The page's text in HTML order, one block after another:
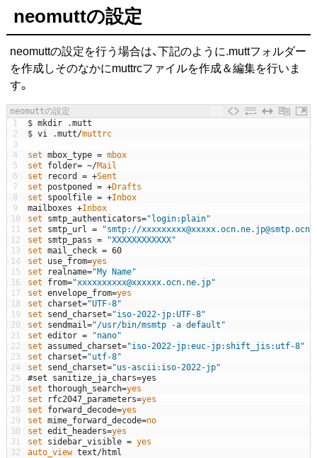
neomuttの設定
neomuttの設定を行う場合は、下記のように.muttフォルダー
を作成しそのなかにmuttrcファイルを作成＆編集を行いま
す。
neomuttの設定
1
2
3
4
5
6
7
8
9
10
11
12
13
14
15
16
17
18
19
20
21
22
23
24
25
26
27
28
29
30
31
32
$ mkdir .mutt
$ vi .mutt/muttrc
set mbox_type = mbox
set folder= ~/Mail
set
record = +Sent
set postponed = +Drafts
set spoolfile = +Inbox
mailboxes +Inbox
set smtp_authenticators="login:plain"
set smtp_url =
"smtp://
set smtp_pass =
"XXXXXXXXXXXX"
set mail_check = 60
set use_from=yes
set
realname="My Name"
set from="xxxxxxxxxx@xxxxxx.ocn.ne.jp"
set envelope_from=yes
set charset="UTF-8"
set send_charset="iso-2022-jp:UTF-8"
set sendmail="/usr/bin/msmtp -a default"
set editor =
"nano"
set assumed_charset="iso-2022-jp:euc-jp:shift_jis:utf-8"
set charset="utf-8"
set send_charset="us-ascii:iso-2022-jp"
#set sanitize_ja_chars=yes
set thorough_search=yes
set
rfc2047_parameters=yes
set forward_decode=yes
set mime_forward_decode=no
set edit_headers=yes
set sidebar_visible = yes
auto_view text/html